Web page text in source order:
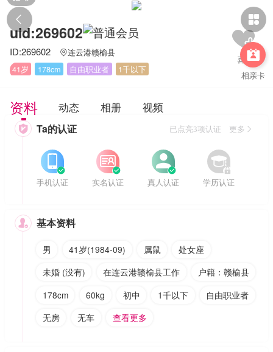
 

相亲卡
uid:269602
ID:269602 连云港赣榆县
41岁
178cm 自由职业者 1千以下
资料 动态 相册 视频
 Ta的认证 已点亮3项认证 更多


手机认证


实名认证


真人认证


学历认证
 基本资料
男 41岁(1984-09) 属鼠
处女座
未婚 (没有)
在连云港赣榆县工作
户籍：赣榆县
178cm
60kg 初中 1千以下
自由职业者
无房
无车 查看更多